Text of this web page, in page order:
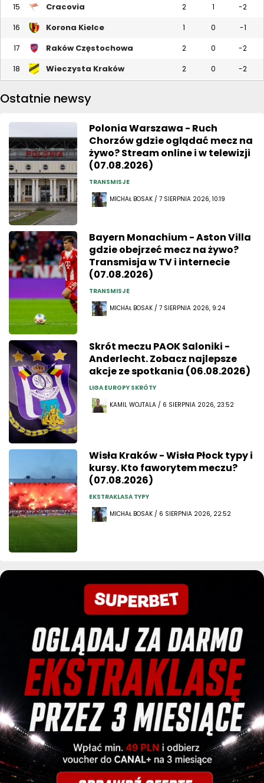
15 Cracovia 2 1 -2
16 Korona Kielce 1 0 -1
17 Raków Częstochowa 2 0 -2
18 Wieczysta Kraków 2 0 -2
Ostatnie newsy
Polonia Warszawa - Ruch
Chorzów gdzie oglądać mecz na
żywo? Stream online i w telewizji
(07.08.2026)
TRANSMISJE
MICHAŁ BOSAK / 7 SIERPNIA 2026, 10:19
Bayern Monachium - Aston Villa
gdzie obejrzeć mecz na żywo?
Transmisja w TV i internecie
(07.08.2026)
TRANSMISJE
MICHAŁ BOSAK / 7 SIERPNIA 2026, 9:24
Skrót meczu PAOK Saloniki -
Anderlecht. Zobacz najlepsze
akcje ze spotkania (06.08.2026)
LIGA EUROPY SKRÓTY
KAMIL WOJTALA / 6 SIERPNIA 2026, 23:52
Wisła Kraków - Wisła Płock typy i
kursy. Kto faworytem meczu?
(07.08.2026)
EKSTRAKLASA TYPY
MICHAŁ BOSAK / 6 SIERPNIA 2026, 22:52